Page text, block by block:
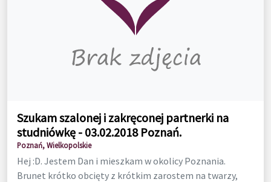
Szukam szalonej i zakręconej partnerki na
studniówkę - 03.02.2018 Poznań.
Poznań, Wielkopolskie
Hej :D. Jestem Dan i mieszkam w okolicy Poznania.
Brunet krótko obcięty z krótkim zarostem na twarzy,